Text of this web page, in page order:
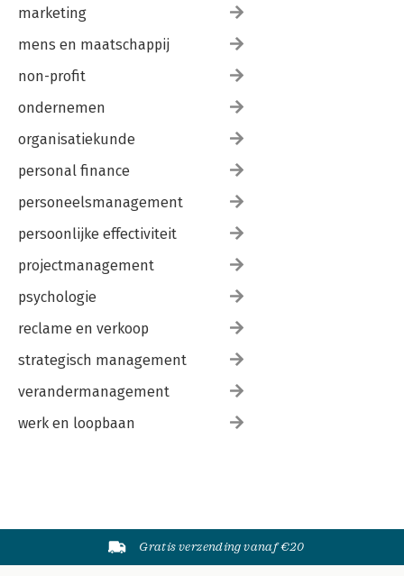
marketing
mens en maatschappij
non-profit
ondernemen
organisatiekunde
personal finance
personeelsmanagement
persoonlijke effectiviteit
projectmanagement
psychologie
reclame en verkoop
strategisch management
verandermanagement
werk en loopbaan
Gratis verzending vanaf €20